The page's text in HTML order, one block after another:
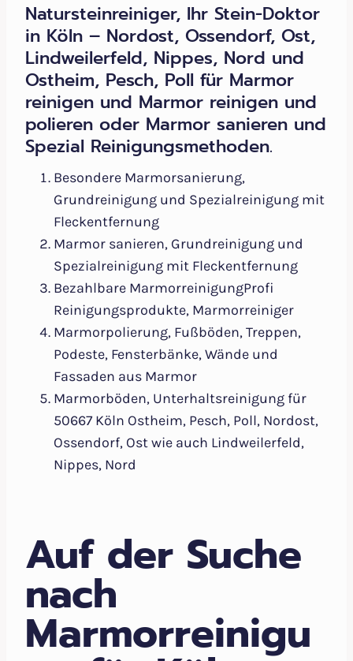
Natursteinreiniger, Ihr Stein-Doktor
in Köln – Nordost, Ossendorf, Ost,
Lindweilerfeld, Nippes, Nord und
Ostheim, Pesch, Poll für Marmor
reinigen und Marmor reinigen und
polieren oder Marmor sanieren und
Spezial Reinigungsmethoden.
Besondere Marmorsanierung,
Grundreinigung und Spezialreinigung mit
Fleckentfernung
Marmor sanieren, Grundreinigung und
Spezialreinigung mit Fleckentfernung
Bezahlbare MarmorreinigungProfi
Reinigungsprodukte, Marmorreiniger
Marmorpolierung, Fußböden, Treppen,
Podeste, Fensterbänke, Wände und
Fassaden aus Marmor
Marmorböden, Unterhaltsreinigung für
50667 Köln Ostheim, Pesch, Poll, Nordost,
Ossendorf, Ost wie auch Lindweilerfeld,
Nippes, Nord
Auf der Suche
nach
Marmorreinigu